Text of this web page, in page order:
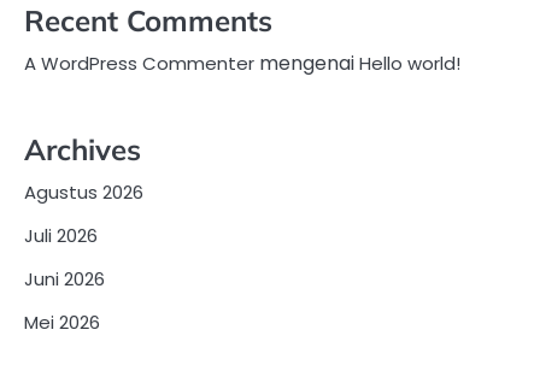
Recent Comments
A WordPress Commenter mengenaiHello world!
Archives
Agustus 2026
Juli 2026
Juni 2026
Mei 2026